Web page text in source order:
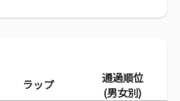
ラップ
通過順位
(男女別)